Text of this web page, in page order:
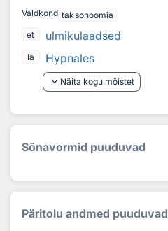
Valdkond taksonoomia
et
ulmikulaadsed
la
Hypnales
keyboard_arrow_down Näita kogu mõistet
Sõnavormid puuduvad
Päritolu andmed puuduvad